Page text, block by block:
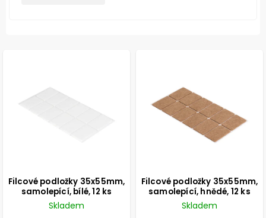
Filcové podložky 35x55mm,
samolepící, bílé, 12 ks
Skladem
Filcové podložky 35x55mm,
samolepící, hnědé, 12 ks
Skladem